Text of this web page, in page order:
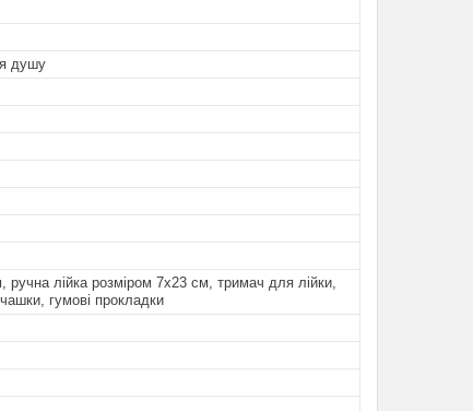
душу
ручна лійка розміром 7х23 см, тримач для лійки,
гумові прокладки